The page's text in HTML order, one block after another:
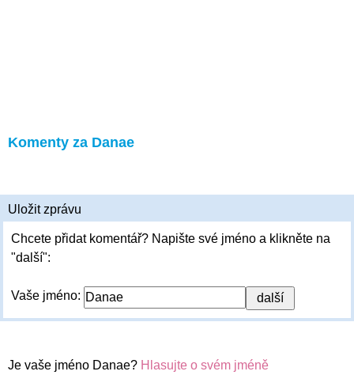
Komenty za Danae
Uložit zprávu
Chcete přidat komentář? Napište své jméno a klikněte na
"další":
Vaše jméno:
Je vaše jméno Danae? Hlasujte o svém jméně